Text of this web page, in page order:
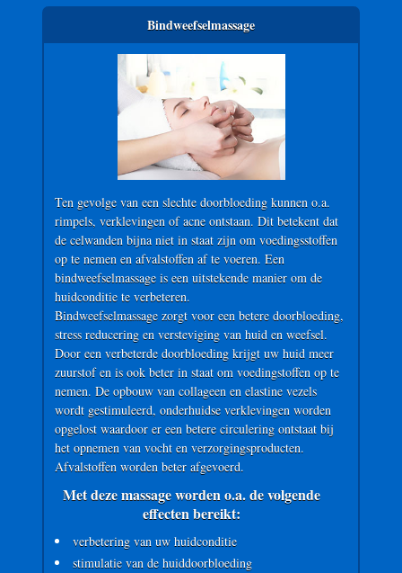
Bindweefselmassage
Ten gevolge van een slechte doorbloeding kunnen o.a.
rimpels, verklevingen of acne ontstaan. Dit betekent dat
de celwanden bijna niet in staat zijn om voedingsstoffen
op te nemen en afvalstoffen af te voeren. Een
bindweefselmassage is een uitstekende manier om de
huidconditie te verbeteren.
Bindweefselmassage zorgt voor een betere doorbloeding,
stress reducering en versteviging van huid en weefsel.
Door een verbeterde doorbloeding krijgt uw huid meer
zuurstof en is ook beter in staat om voedingstoffen op te
nemen. De opbouw van collageen en elastine vezels
wordt gestimuleerd, onderhuidse verklevingen worden
opgelost waardoor er een betere circulering ontstaat bij
het opnemen van vocht en verzorgingsproducten.
Afvalstoffen worden beter afgevoerd.
Met deze massage worden o.a. de volgende
effecten bereikt:
verbetering van uw huidconditie
stimulatie van de huiddoorbloeding